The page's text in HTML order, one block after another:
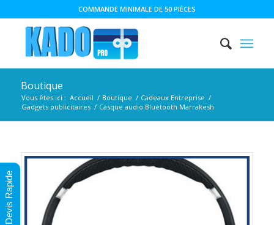
COMMANDE MINIMALE DE 50 PIÈCES
Boutique
Vous êtes ici : Accueil / Boutique / Cadeaux Entreprise /
Gadgets publicitaires / Casque audio Bluetooth Marrakesh
Devis Rapide